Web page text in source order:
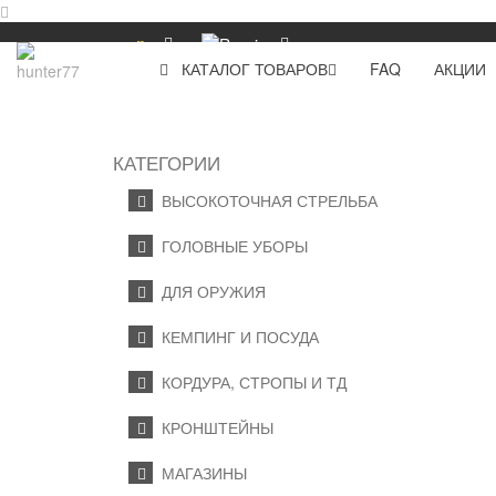
р.
КАТАЛОГ ТОВАРОВ
FAQ АКЦИИ
КАТЕГОРИИ
ВЫСОКОТОЧНАЯ СТРЕЛЬБА
ГОЛОВНЫЕ УБОРЫ
ДЛЯ ОРУЖИЯ
КЕМПИНГ И ПОСУДА
КОРДУРА, СТРОПЫ И ТД
КРОНШТЕЙНЫ
МАГАЗИНЫ